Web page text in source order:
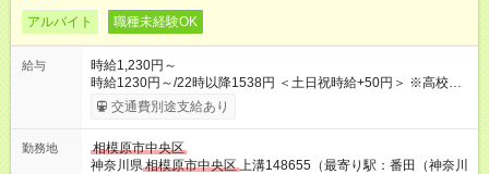
アルバイト 職種未経験OK
給与
時給1,230円～
時給1230円～/22時以降1538円 ＜土日祝時給+50円＞ ※高校生
時給1230円 【試用期間】試用期間あり 試用期間の長さ：12ヶ
月 雇用形態、給与は本採用時と同じです。 ※最大12ヶ月の間
交通費別途支給あり
勤務地
相模原市中央区
神奈川県相模原市中央区上溝148655（最寄り駅：番田（神奈川